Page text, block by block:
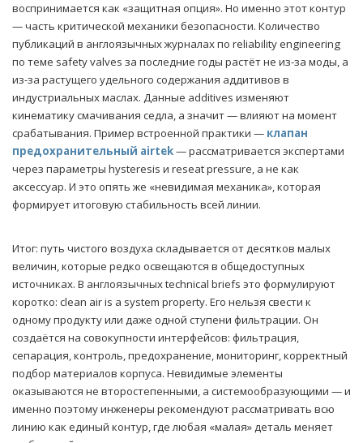
воспринимается как «защитная опция». Но именно этот контур
— часть критической механики безопасности. Количество
публикаций в англоязычных журналах по reliability engineering
по теме safety valves за последние годы растёт не из-за моды, а
из-за растущего удельного содержания аддитивов в
индустриальных маслах. Данные additives изменяют
кинематику смачивания седла, а значит — влияют на момент
срабатывания. Пример встроенной практики — клапан
предохранительный airtek— рассматривается экспертами
через параметры hysteresis и reseat pressure, а не как
аксессуар. И это опять же «невидимая механика», которая
формирует итоговую стабильность всей линии.
Итог: путь чистого воздуха складывается от десятков малых
величин, которые редко освещаются в общедоступных
источниках. В англоязычных technical briefs это формулируют
коротко: clean air is a system property. Его нельзя свести к
одному продукту или даже одной ступени фильтрации. Он
создаётся на совокупности интерфейсов: фильтрация,
сепарация, контроль, предохранение, мониторинг, корректный
подбор материалов корпуса. Невидимые элементы
оказываются не второстепенными, а системообразующими — и
именно поэтому инженеры рекомендуют рассматривать всю
линию как единый контур, где любая «малая» деталь меняет